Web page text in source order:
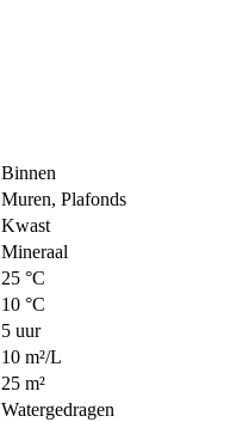
Binnen
Muren, Plafonds
Kwast
Mineraal
25 °C
10 °C
5 uur
10 m²/L
25 m²
Watergedragen